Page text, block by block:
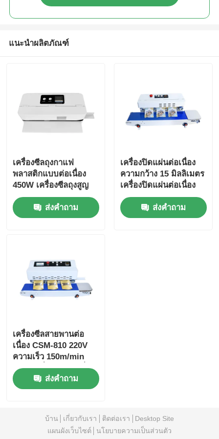
แนะนำผลิตภัณฑ์
เครื่องซีลถุงกาแฟ
พลาสติกแบบต่อเนื่อง
450W เครื่องซีลถุงสูญ
ญากาศบรรจุภัณฑ์
อาหาร
ส่งคำถาม
เครื่องปิดแผ่นต่อเนื่อง
ความกว้าง 15 มิลลิเมตร
เครื่องปิดแผ่นต่อเนื่อง
ความกว้าง 500 วัตถุ
ขายปลีก ภัณฑ์บรรจุ
อุตสาหกรรม
ส่งคำถาม
เครื่องซีลสายพานต่อ
เนื่อง CSM-810 220V
ความเร็ว 150m/min
พร้อมเครื่องพิมพ์วันที่
แบบอิงค์เจ็ทส่งคำถาม
บ้าน เกี่ยวกับเรา ติดต่อเรา
Desktop Site
แผนผังเว็บไซต์
นโยบายความเป็นส่วนตัว